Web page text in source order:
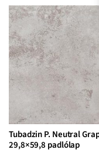
Tubadzin P. Neutral
29,8×59,8 padlólap